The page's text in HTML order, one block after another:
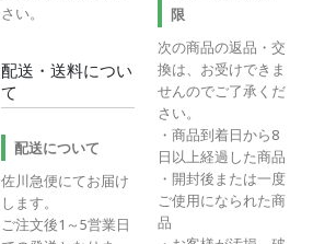
さい。
配送・送料につい
て
配送について
佐川急便にてお届け
します。
ご注文後1～5営業日
限
次の商品の返品・交
換は、お受けできま
せんのでご了承くだ
さい。
・商品到着日から8
日以上経過した商品
・開封後または一度
ご使用になられた商
品